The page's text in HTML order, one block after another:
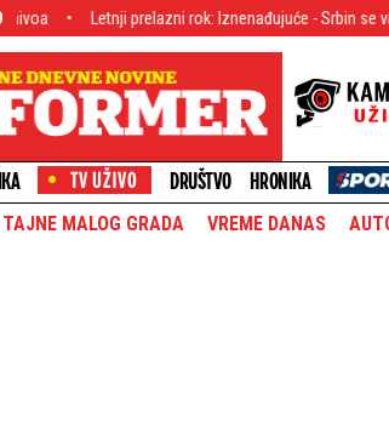
prelazni rok: Iznenađujuće - Srbin se vraća u Italiju,
DRUŠTVO HRONIKA
TAJNE MALOG GRADA VREME DANAS